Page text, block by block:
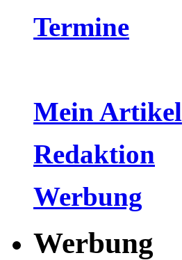
Termine
Mein Artikel
Redaktion
Werbung
Werbung